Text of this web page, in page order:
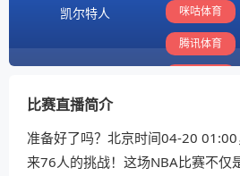
凯尔特人 咪咕体育
腾讯体育
比赛直播简介
准备好了吗？北京时间04-20
来76人的挑战！这场NBA比赛不仅